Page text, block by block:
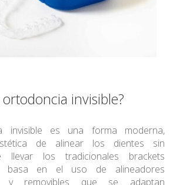
ortodoncia invisible?
invisible es una forma moderna,
de alinear los dientes sin
llevar los tradicionales brackets
basa en el uso de alineadores
y removibles que se adaptan